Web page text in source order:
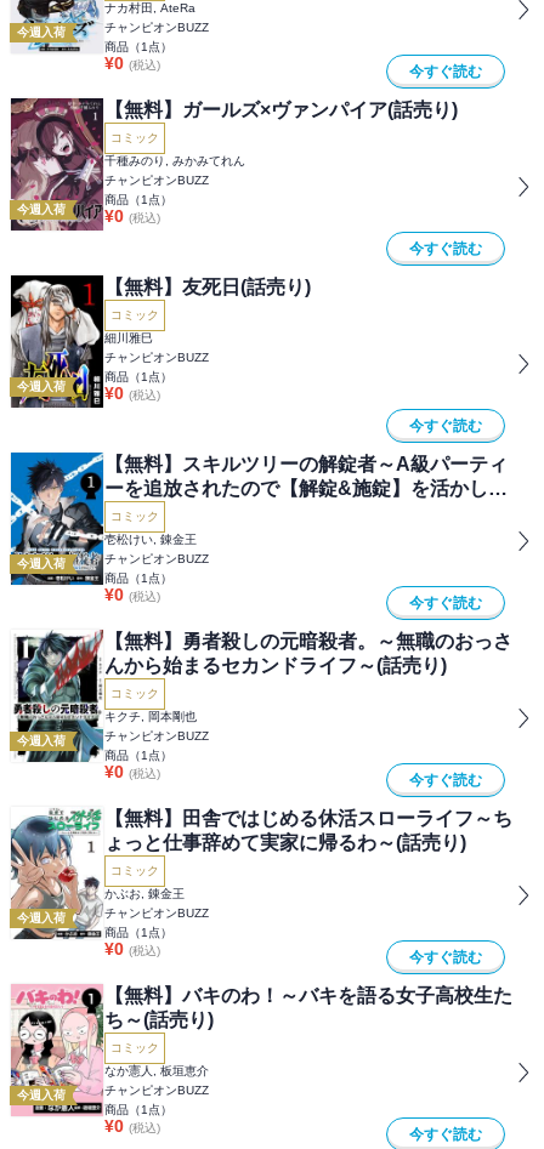
今週入荷
ナカ村田, AteRa
チャンピオンBUZZ
商品（1 点）
¥0 (税込) 今すぐ読む
今週入荷
【無料】ガールズ×ヴァンパイア(話売り)
コミック
千種みのり, みかみてれん
チャンピオンBUZZ
商品（1 点）
¥0 (税込)
今すぐ読む
今週入荷
【無料】友死日(話売り)
コミック
細川雅巳
チャンピオンBUZZ
商品（1 点）
¥0 (税込)
今すぐ読む
今週入荷
【無料】スキルツリーの解錠者～A級パーティ
ーを追放されたので【解錠&施錠】を活かし
て、S級冒険者を目指す～(話売り)
コミック
壱松けい, 錬金王
チャンピオンBUZZ
商品（1 点）
¥0 (税込) 今すぐ読む
今週入荷
【無料】勇者殺しの元暗殺者。～無職のおっさ
んから始まるセカンドライフ～(話売り)
コミック
キクチ, 岡本剛也
チャンピオンBUZZ
商品（1 点）
¥0 (税込) 今すぐ読む
今週入荷
【無料】田舎ではじめる休活スローライフ～ち
ょっと仕事辞めて実家に帰るわ～(話売り)
コミック
かぶお, 錬金王
チャンピオンBUZZ
商品（1 点）
¥0 (税込) 今すぐ読む
今週入荷
【無料】バキのわ！～バキを語る女子高校生た
ち～(話売り)
コミック
なか憲人, 板垣恵介
チャンピオンBUZZ
商品（1 点）
¥0 (税込) 今すぐ読む